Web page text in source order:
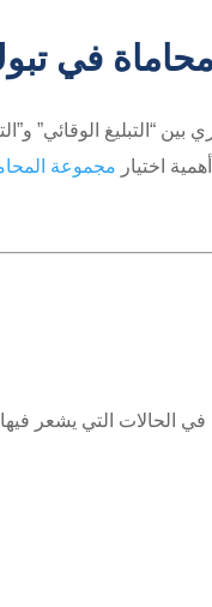
محاماة في
“التبليغ الوقائي”
اختيار مجموعة
في الحالات التي يشعر